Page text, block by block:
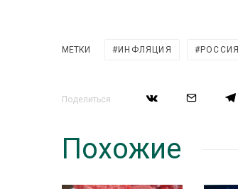
МЕТКИ ИНФЛЯЦИЯ РОССИЯ
Поделиться
Похожие